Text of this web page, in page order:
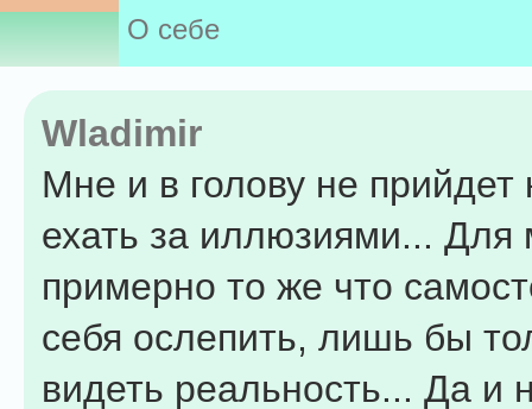
О себе
Wladimir
Мне и в голову не прийдет
ехать за иллюзиями... Для
примерно то же что
себя ослепить, лишь бы
видеть реальность... Да и